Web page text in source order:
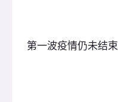
第一波疫情仍未结束